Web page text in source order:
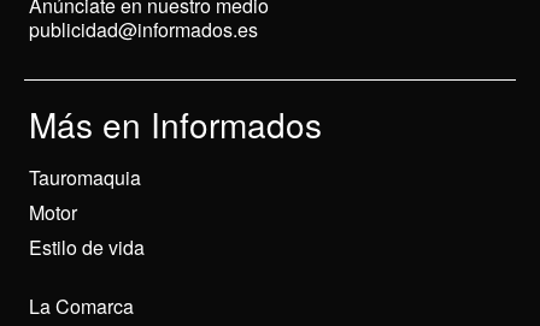
publicidad@informados.es
Más en Informados
Tauromaquia
Motor
Estilo de vida
La Comarca